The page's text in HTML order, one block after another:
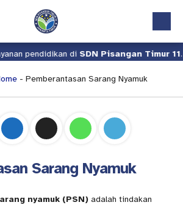
pendidikan diSDN Pisangan Timur 11.
- Pemberantasan Sarang Nyamuk
Sarang Nyamuk
nyamuk (PSN) adalah tindakan